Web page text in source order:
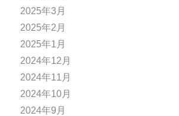
2025年3月
2025年2月
2025年1月
2024年12月
2024年11月
2024年10月
2024年9月